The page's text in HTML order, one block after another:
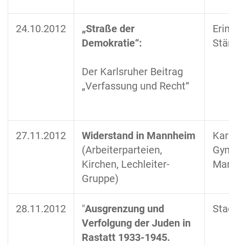
24.10.2012
„Straße der
Demokratie“:
Der Karlsruher Beitrag
„Verfassung und Recht“
27.11.2012
Widerstand in Mannheim
(Arbeiterparteien,
Kirchen, Lechleiter-
Gruppe)
28.11.2012 "Ausgrenzung und
Verfolgung der Juden in
Rastatt 1933-1945.